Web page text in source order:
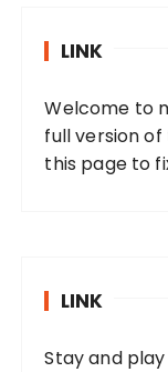
LINK
Welcome to
full version
this page to
LINK
Stay and